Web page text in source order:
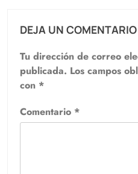
DEJA UN COMENTARIO
Tu dirección de correo
publicada. Los campos
con *
Comentario *